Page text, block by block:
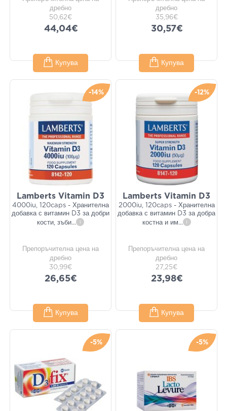
дребно
50,62€
44,04€
Купува
дребно
35,96€
30,57€
Купува
-14%
Lamberts Vitamin D3
4000iu, 120caps - Хранителна
добавка с витамин D3 за добри
кости, зъби... i
Препоръчителна цена на
дребно
30,99€
26,65€
Купува
-12%
Lamberts Vitamin D3
2000iu, 120caps - Хранителна
добавка с витамин D3 за добра
костна и им... i
Препоръчителна цена на
дребно
27,25€
23,98€
Купува
-5% -5%